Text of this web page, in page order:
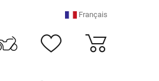
Français